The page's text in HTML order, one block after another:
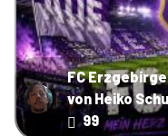
FC
von Heiko
99